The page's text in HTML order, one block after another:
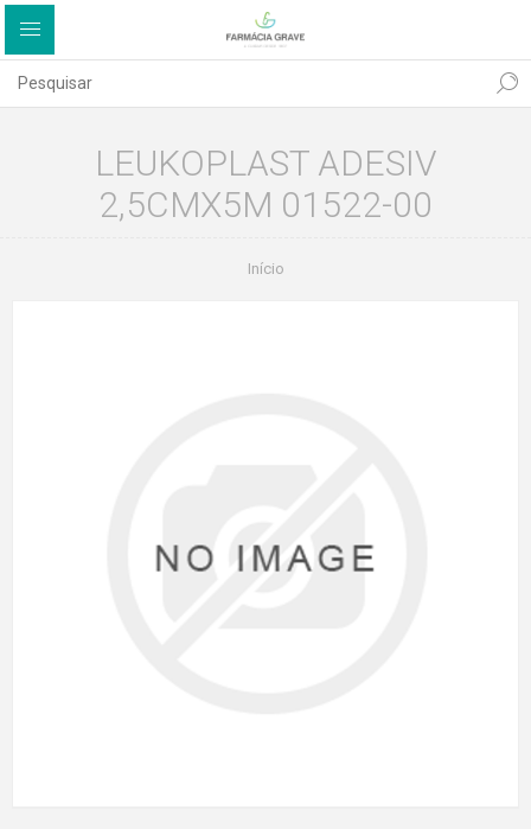
LEUKOPLAST ADESIV
2,5CMX5M 01522-00
Início